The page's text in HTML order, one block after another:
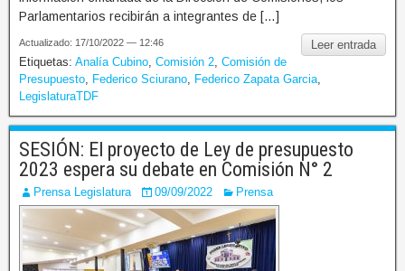
Parlamentarios recibirán a integrantes de […]
Leer entrada
Actualizado: 17/10/2022 — 12:46
Etiquetas: Analía Cubino Comisión 2 Comisión de
Presupuesto
Federico Sciurano Federico Zapata Garcia
LegislaturaTDF
SESIÓN: El proyecto de Ley de presupuesto
2023 espera su debate en Comisión N° 2
Prensa Legislatura 09/09/2022 Prensa